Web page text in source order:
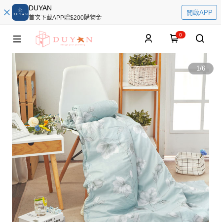
DUYAN
首次下載APP贈$200購物金
開啟APP
0
1/6